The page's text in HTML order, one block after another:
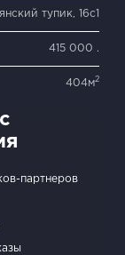
тупик, 16с1
415 000 .
404м2
партнеров